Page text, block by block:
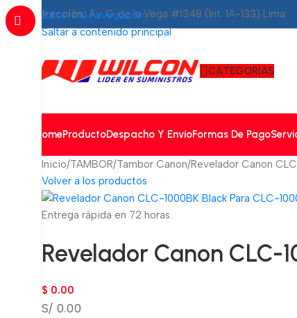
Saltar a la navegación
Saltar a contenido principal
Dirección:Av. G. de la Vega #1348 (Int. 1A-133) Lima
CATEGORÍAS
HomeProductoDespacho Y EnvíoFormas De Pago
Inicio TAMBOR Tambor Canon Revelador Canon
Volver a los productos
Entrega rápida en 72 horas.
Revelador Canon CLC-
$ 0.00
S/ 0.00